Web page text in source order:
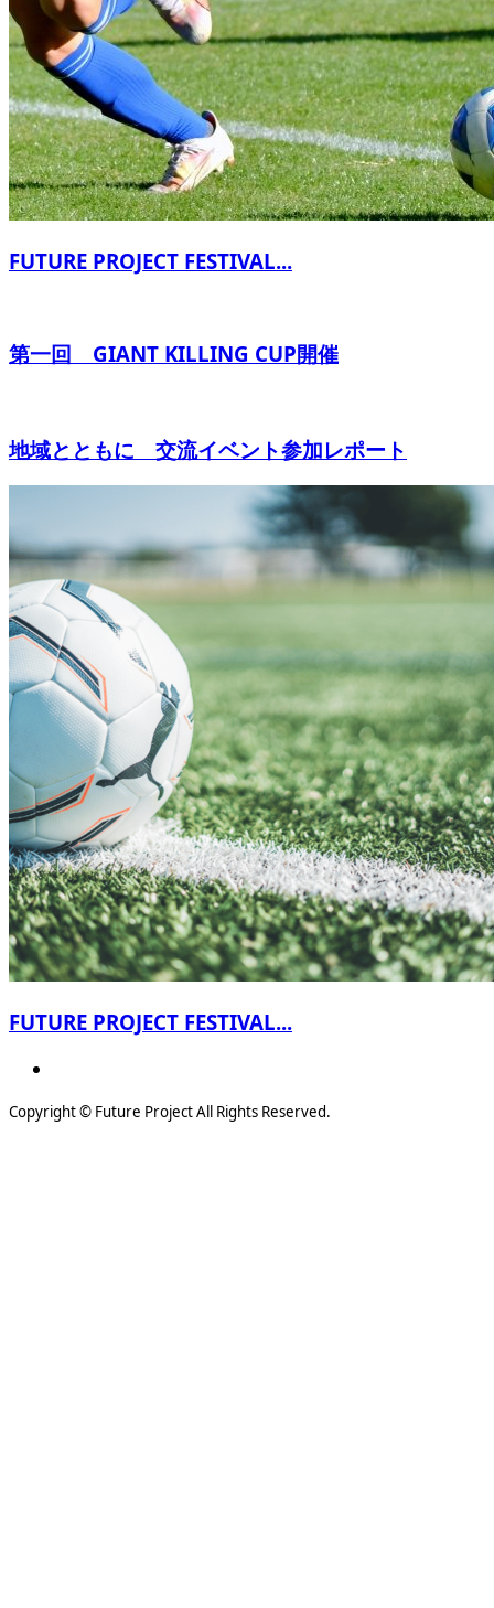
FUTURE PROJECT FESTIVAL...
第一回 GIANT KILLING CUP開催
地域とともに 交流イベント参加レポート
FUTURE PROJECT FESTIVAL...
Copyright © Future Project All Rights Reserved.